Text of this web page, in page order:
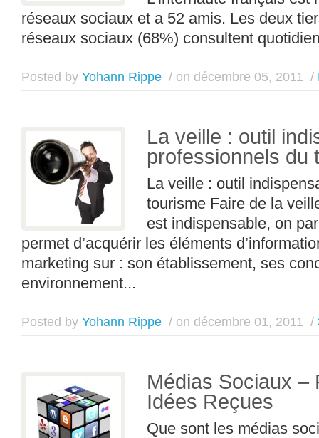
réseaux sociaux et a 52 amis. Les deux
réseaux sociaux (68%) consultent
Posted by Yohann Rippe / on décembre 05, 2011 /
La veille : outil
professionnels du
La veille : outil
tourisme Faire de la
est indispensable, on
permet d’acquérir les éléments
marketing sur : son établissement, ses
environnement...
Posted by Yohann Rippe / on décembre 01, 2011 /
Médias Sociaux –
Idées Reçues
Que sont les médias